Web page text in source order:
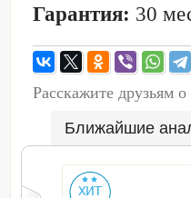
Гарантия: 30
Расскажите друзьям
Ближайшие